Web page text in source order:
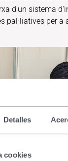
Detalles
cookies
d'un sistema
pal·liatives per a